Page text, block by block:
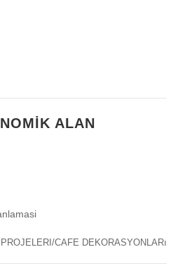
ALAN
CAFE DEKORASYONLARı